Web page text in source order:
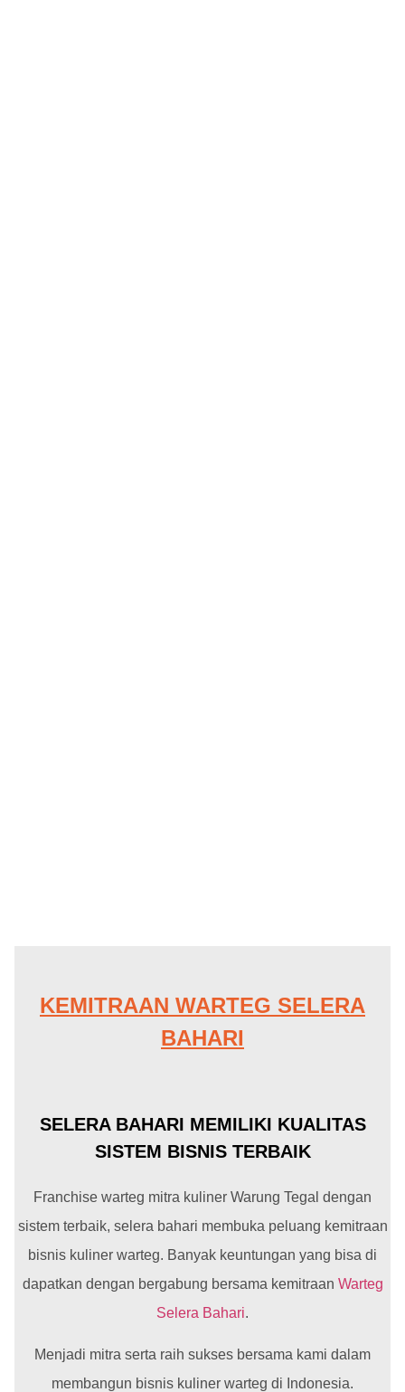
KEMITRAAN WARTEG SELERA
BAHARI
SELERA BAHARI MEMILIKI KUALITAS
SISTEM BISNIS TERBAIK
Franchise warteg mitra kuliner Warung Tegal dengan
sistem terbaik, selera bahari membuka peluang kemitraan
bisnis kuliner warteg. Banyak keuntungan yang bisa di
dapatkan dengan bergabung bersama kemitraan Warteg
Selera Bahari.
Menjadi mitra serta raih sukses bersama kami dalam
membangun bisnis kuliner warteg di Indonesia.